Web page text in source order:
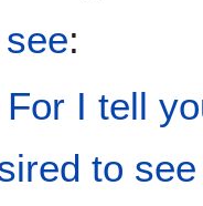
:
For I tell
to see